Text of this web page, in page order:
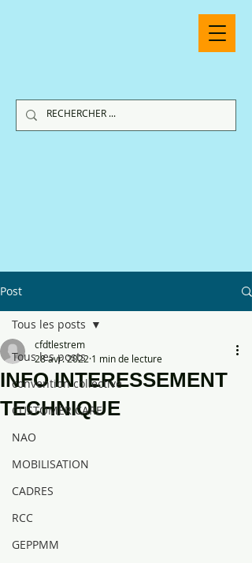
Post
Tous les posts
convention collective
CUSTOMER CARE
NAO
MOBILISATION
CADRES
RCC
GEPPMM
Tous les posts
INFO INTERESSEMENT
TECHNIQUE
cfdtlestrem
28 avr. 2022 1 min de lecture